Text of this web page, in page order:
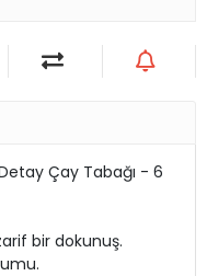
Çay Tabağı - 6
bir dokunuş.